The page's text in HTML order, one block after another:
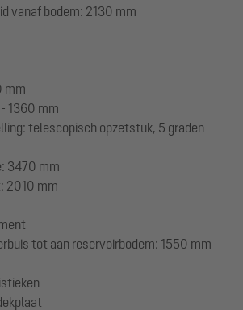
vanaf bodem: 2130 mm
mm
1360 mm
telescopisch opzetstuk, 5 graden
3470 mm
2010 mm
tot aan reservoirbodem: 1550 mm